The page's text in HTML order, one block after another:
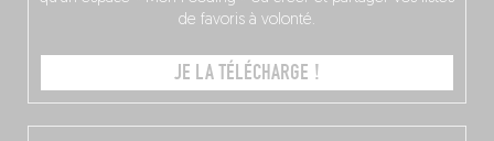
de favoris à volonté.
JE LA TÉLÉCHARGE !